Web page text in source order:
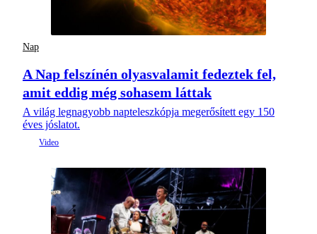
Nap
A Nap felszínén olyasvalamit fedeztek fel,
amit eddig még sohasem láttak
A világ legnagyobb napteleszkópja megerősített egy 150
éves jóslatot.